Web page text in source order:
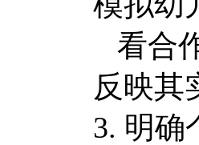
看合
反映其
3. 明确